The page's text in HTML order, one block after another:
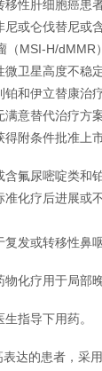
性肝细胞癌患
或仑伐替尼或
MSI-H/dMMR）
卫星高度不稳
和伊立替康治
意替代治疗方
附条件批准上市
氟尿嘧啶类和
化疗后进展或
发或转移性鼻
化疗用于局部
指导下用药。
达的患者，采